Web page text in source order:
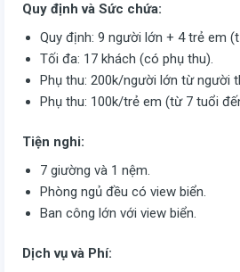
Quy định và Sức chứa:
Quy định: 9 người lớn + 4 trẻ em
Tối đa: 17 khách (có phụ thu).
Phụ thu: 200k/người lớn từ người
Phụ thu: 100k/trẻ em (từ 7 tuổi
Tiện nghi:
7 giường và 1 nệm.
Phòng ngủ đều có view biển.
Ban công lớn với view biển.
Dịch vụ và Phí: